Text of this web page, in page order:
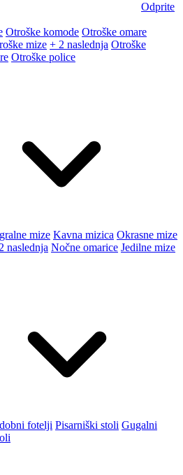
Odprite
Otroške komode Otroške omare
mize + 2 naslednja Otroške
Otroške police
mize Kavna mizica Okrasne mize
naslednja Nočne omarice Jedilne mize
fotelji Pisarniški stoli Gugalni